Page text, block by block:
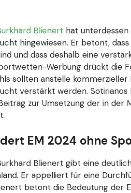
Blienert hat
hingewiesen. Er betont,
und dass deshalb eine
Werbung drückt die
sollten anstelle
verstärkt werden.
zur Umsetzung der in der
EM 2024 ohne
Blienert gibt eine
Er appelliert für eine
betont die Bedeutung der